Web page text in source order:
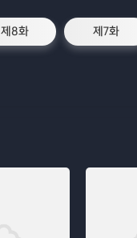
제8화 제7화